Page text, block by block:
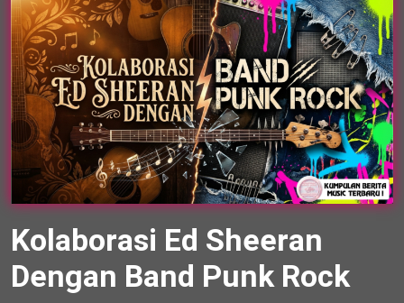
Kolaborasi Ed Sheeran
Dengan Band Punk Rock